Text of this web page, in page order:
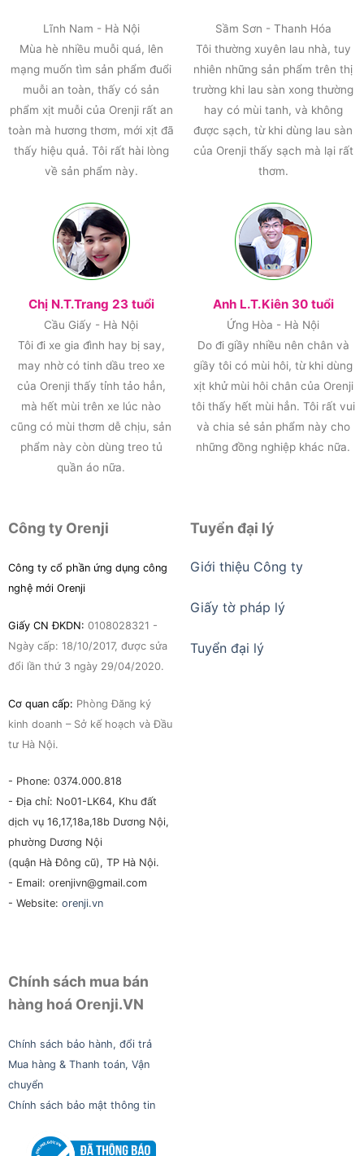
Lĩnh Nam - Hà Nội
Mùa hè nhiều muỗi quá, lên
mạng muốn tìm sản phẩm đuổi
muỗi an toàn, thấy có sản
phẩm xịt muỗi của Orenji rất an
toàn mà hương thơm, mới xịt đã
thấy hiệu quả. Tôi rất hài lòng
về sản phẩm này.
Sầm Sơn - Thanh Hóa
Tôi thường xuyên lau nhà, tuy
nhiên những sản phẩm trên thị
trường khi lau sàn xong thường
hay có mùi tanh, và không
được sạch, từ khi dùng lau sàn
của Orenji thấy sạch mà lại rất
thơm.
Chị N.T.Trang 23 tuổi
Cầu Giấy - Hà Nội
Tôi đi xe gia đình hay bị say,
may nhờ có tinh dầu treo xe
của Orenji thấy tỉnh tảo hẳn,
mà hết mùi trên xe lúc nào
cũng có mùi thơm dễ chịu, sản
phẩm này còn dùng treo tủ
quần áo nữa.
Anh L.T.Kiên 30 tuổi
Ứng Hòa - Hà Nội
Do đi giầy nhiều nên chân và
giầy tôi có mùi hôi, từ khi dùng
xịt khử mùi hôi chân của Orenji
tôi thấy hết mùi hẳn. Tôi rất vui
và chia sẻ sản phẩm này cho
những đồng nghiệp khác nữa.
Công ty Orenji
Công ty cổ phần ứng dụng công
nghệ mới Orenji
Giấy CN ĐKDN: 0108028321 -
Ngày cấp: 18/10/2017, được sửa
đổi lần thứ 3 ngày 29/04/2020.
Cơ quan cấp: Phòng Đăng ký
kinh doanh – Sở kế hoạch và Đầu
tư Hà Nội.
- Phone: 0374.000.818
- Địa chỉ: No01-LK64, Khu đất
dịch vụ 16,17,18a,18b Dương Nội,
phường Dương Nội
(quận Hà Đông cũ), TP Hà Nội.
- Email: orenjivn@gmail.com
- Website: orenji.vn
Tuyển đại lý
Giới thiệu Công ty
Giấy tờ pháp lý
Tuyển đại lý
Chính sách mua bán
hàng hoá Orenji.VN
Chính sách bảo hành, đổi trả
Mua hàng & Thanh toán, Vận
chuyển
Chính sách bảo mật thông tin